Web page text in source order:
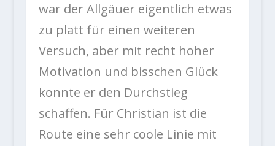
war der Allgäuer eigentlich etwas
zu platt für einen weiteren
Versuch, aber mit recht hoher
Motivation und bisschen Glück
konnte er den Durchstieg
schaffen. Für Christian ist die
Route eine sehr coole Linie mit